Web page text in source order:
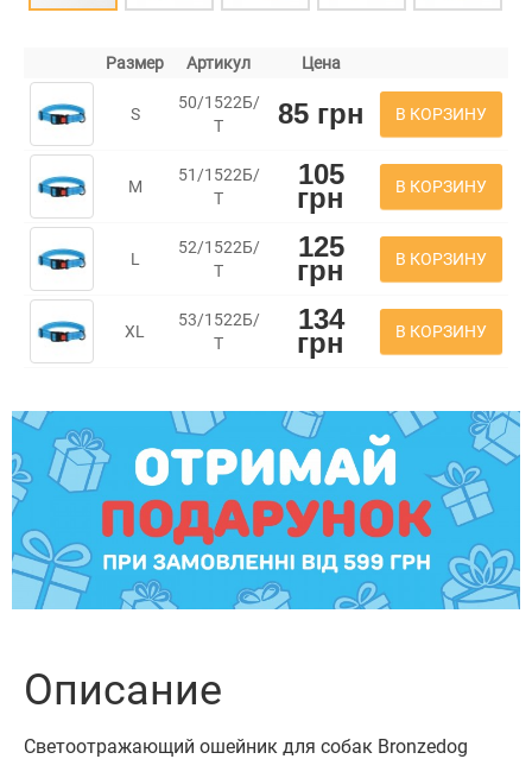
Размер Артикул Цена
S
50/1522Б/
Т
85 грн В КОРЗИНУ
M
51/1522Б/
Т
105
грн В КОРЗИНУ
L
52/1522Б/
Т
125
грн В КОРЗИНУ
XL
53/1522Б/
Т
134
грн В КОРЗИНУ
Описание
Светоотражающий ошейник для собак Bronzedog